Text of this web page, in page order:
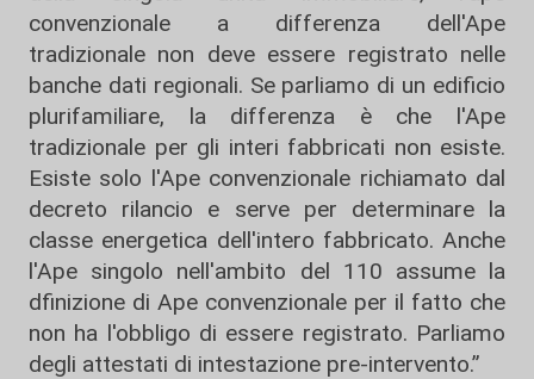
convenzionale a differenza dell'Ape
tradizionale non deve essere registrato nelle
banche dati regionali. Se parliamo di un edificio
plurifamiliare, la differenza è che l'Ape
tradizionale per gli interi fabbricati non esiste.
Esiste solo l'Ape convenzionale richiamato dal
decreto rilancio e serve per determinare la
classe energetica dell'intero fabbricato. Anche
l'Ape singolo nell'ambito del 110 assume la
dfinizione di Ape convenzionale per il fatto che
non ha l'obbligo di essere registrato. Parliamo
degli attestati di intestazione pre-intervento.”